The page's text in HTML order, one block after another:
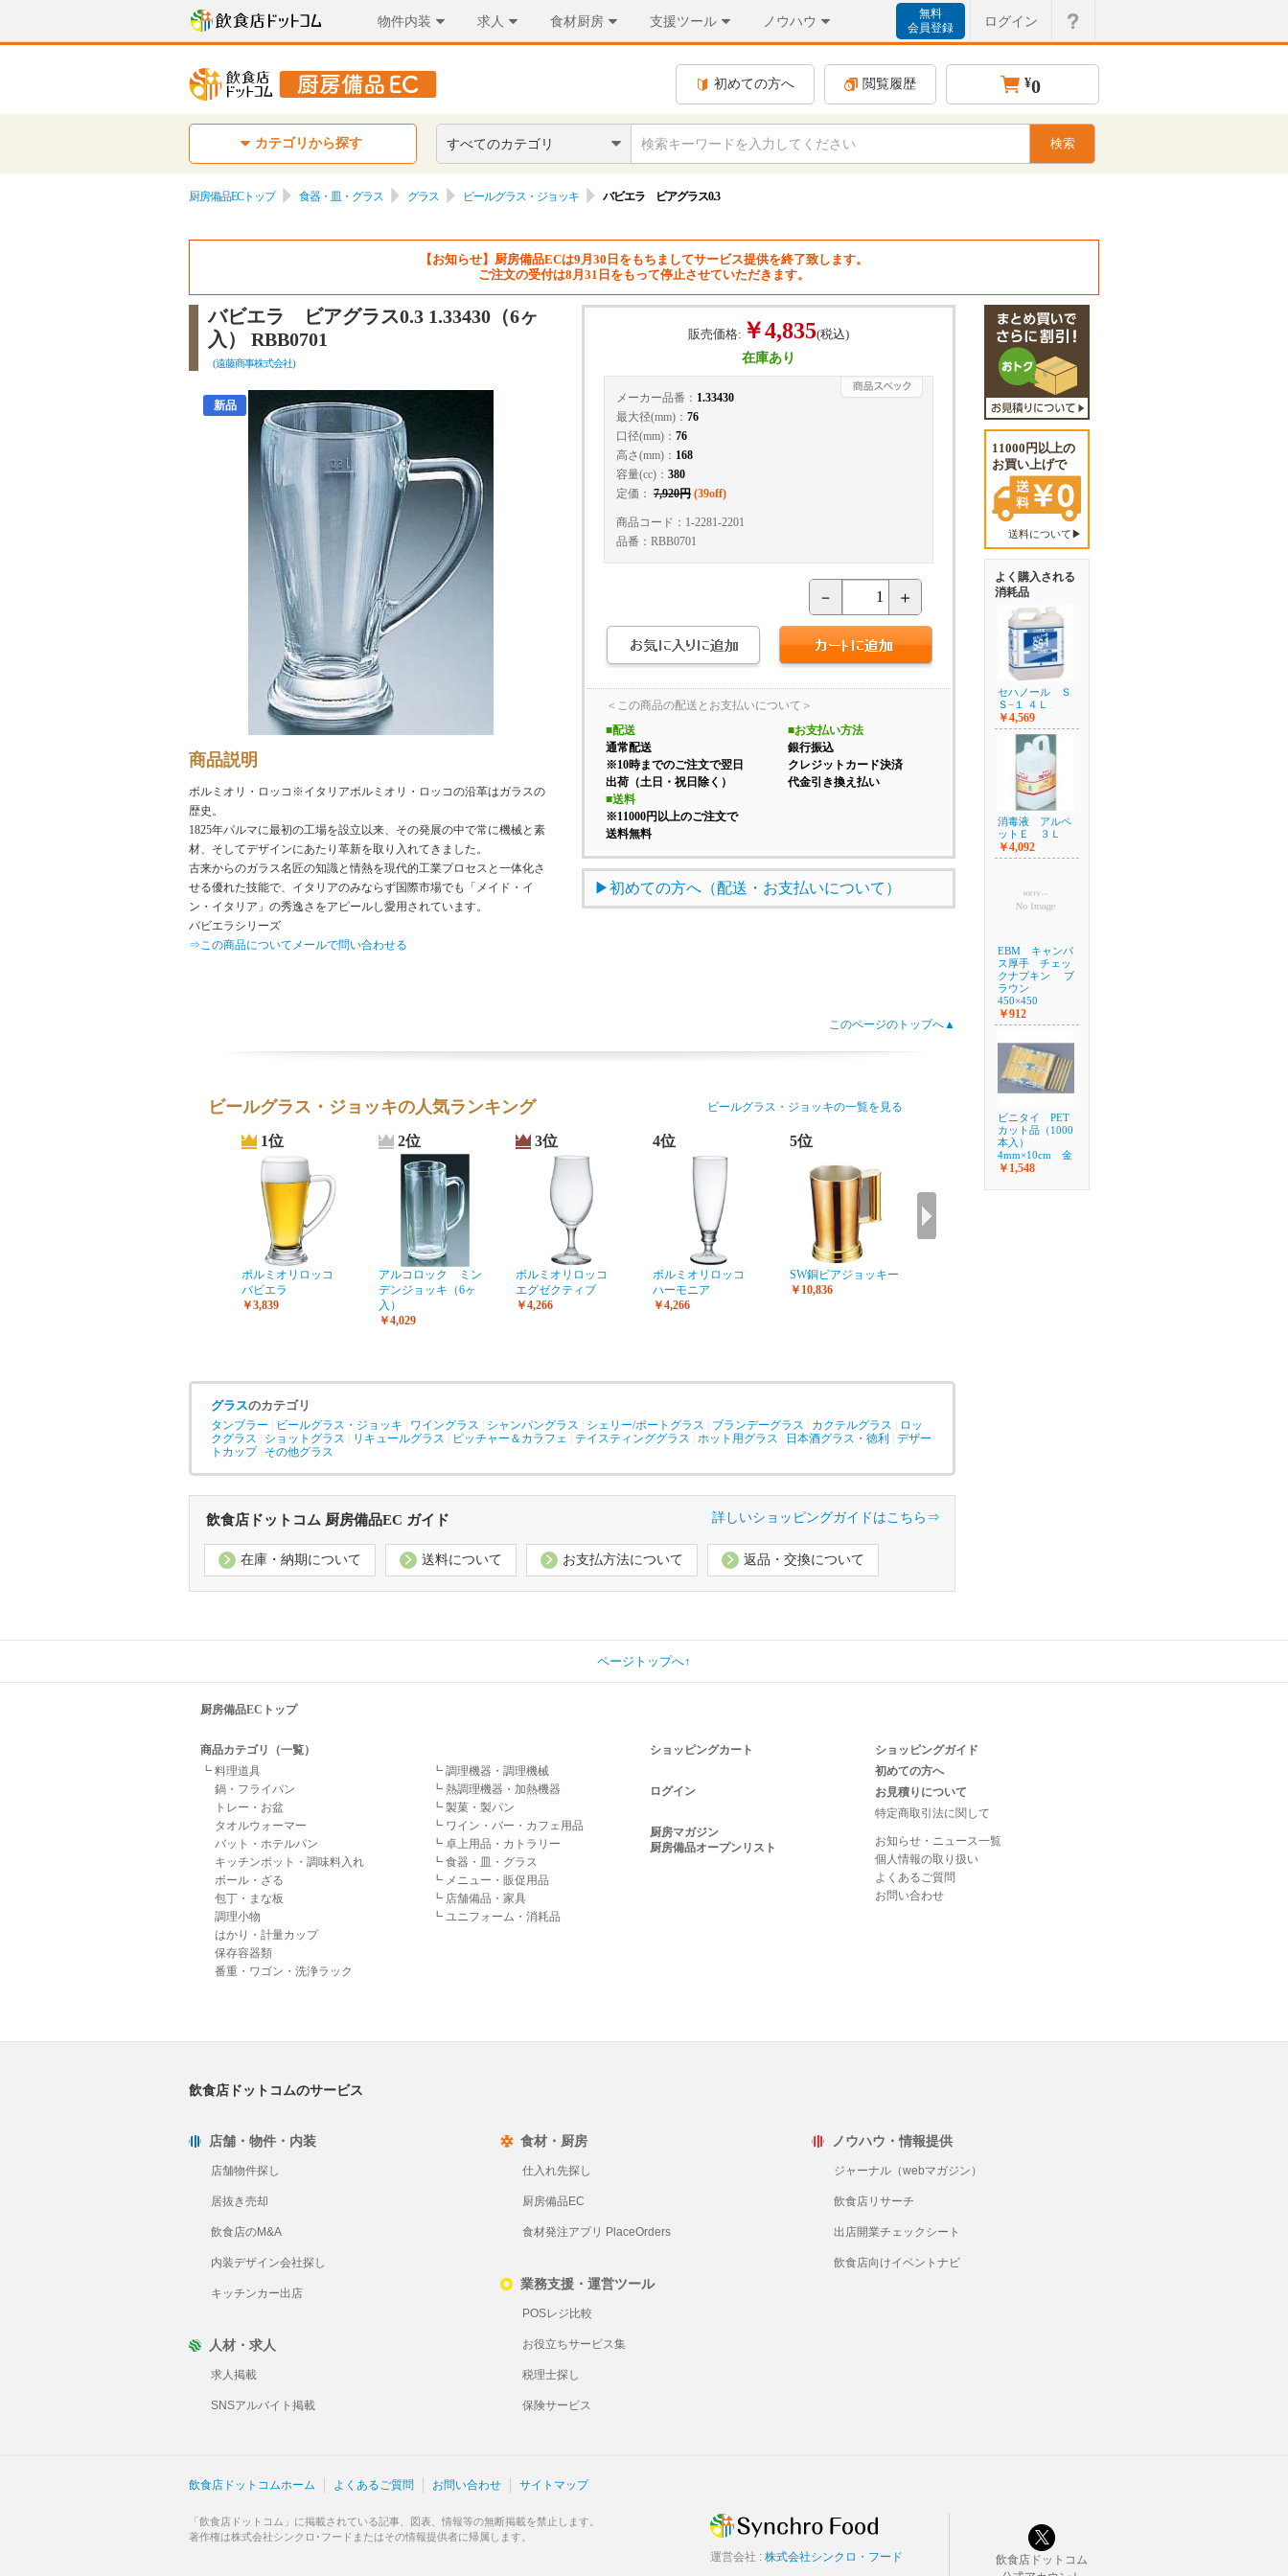
物件内装 求人 食材厨房 支援ツール ノウハウ
無料
会員登録
ログイン
初めての方へ 閲覧履歴 ¥0
カテゴリから探す すべてのカテゴリ
厨房備品ECトップ 食器・皿・グラス グラス ビールグラス・ジョッキ バビエラ ビアグラス0.3
【お知らせ】厨房備品ECは9月30日をもちましてサービス提供を終了致します。
ご注文の受付は8月31日をもって停止させていただきます。
バビエラ ビアグラス0.3 1.33430（6ヶ
入） RBB0701
(遠藤商事株式会社)
新品
商品説明
ボルミオリ・ロッコ※イタリアボルミオリ・ロッコの沿革はガラスの
歴史。
1825年パルマに最初の工場を設立以来、その発展の中で常に機械と素
材、そしてデザインにあたり革新を取り入れてきました。
古来からのガラス名匠の知識と情熱を現代的工業プロセスと一体化さ
せる優れた技能で、イタリアのみならず国際市場でも「メイド・イ
ン・イタリア」の秀逸さをアピールし愛用されています。
バビエラシリーズ
⇒この商品についてメールで問い合わせる
販売価格: ￥4,835(税込)
在庫あり
メーカー品番： 1.33430
最大径(mm)： 76
口径(mm)： 76
高さ(mm)： 168
容量(cc)： 380
定価： 7,920円 (39off)
商品コード：1-2281-2201
品番：RBB0701
－ ＋
＜この商品の配送とお支払いについて＞
■配送
通常配送
※10時までのご注文で翌日
出荷（土日・祝日除く）
■送料
※11000円以上のご注文で
送料無料
■お支払い方法
銀行振込
クレジットカード決済
代金引き換え払い
初めての方へ（配送・お支払いについて）
このページのトップへ▲
ビールグラス・ジョッキの人気ランキング ビールグラス・ジョッキの一覧を見る
1位
ボルミオリロッコ
バビエラ
￥3,839
2位
アルコロック ミン
デンジョッキ（6ヶ
入）
￥4,029
3位
ボルミオリロッコ
エグゼクティブ
￥4,266
4位
ボルミオリロッコ
ハーモニア
￥4,266
5位
SW銅ビアジョッキー
￥10,836
グラスのカテゴリ
タンブラー ビールグラス・ジョッキ ワイングラス シャンパングラス シェリー/ポートグラス ブランデーグラス カクテルグラス
ロッ
クグラス
ショットグラス リキュールグラス ピッチャー＆カラフェ テイスティンググラス ホット用グラス 日本酒グラス・徳利
デザー
トカップ| その他グラス
飲食店ドットコム 厨房備品EC ガイド 詳しいショッピングガイドはこちら⇒
在庫・納期について 送料について お支払方法について 返品・交換について
11000円以上の
お買い上げで
送料について▶
よく購入される
消耗品
セハノール Ｓ
Ｓ−１ ４Ｌ
￥4,569
消毒液 アルペ
ットＥ ３Ｌ
￥4,092
EBM キャンパ
ス厚手 チェッ
クナプキン ブ
ラウン
450×450
￥912
ビニタイ PET
カット品（1000
本入）
4mm×10cm 金
￥1,548
ページトップへ↑
厨房備品ECトップ
商品カテゴリ（一覧）
┗ 料理道具
鍋・フライパン
トレー・お盆
タオルウォーマー
バット・ホテルパン
キッチンポット・調味料入れ
ボール・ざる
包丁・まな板
調理小物
はかり・計量カップ
保存容器類
番重・ワゴン・洗浄ラック
┗ 調理機器・調理機械
┗ 熱調理機器・加熱機器
┗ 製菓・製パン
┗ ワイン・バー・カフェ用品
┗ 卓上用品・カトラリー
┗ 食器・皿・グラス
┗ メニュー・販促用品
┗ 店舗備品・家具
┗ ユニフォーム・消耗品
ショッピングカート
ログイン
厨房マガジン
厨房備品オープンリスト
ショッピングガイド
初めての方へ
お見積りについて
特定商取引法に関して
お知らせ・ニュース一覧
個人情報の取り扱い
よくあるご質問
お問い合わせ
飲食店ドットコムのサービス
店舗・物件・内装
店舗物件探し
居抜き売却
飲食店のM&A
内装デザイン会社探し
キッチンカー出店
人材・求人
求人掲載
SNSアルバイト掲載
食材・厨房
仕入れ先探し
厨房備品EC
食材発注アプリ PlaceOrders
業務支援・運営ツール
POSレジ比較
お役立ちサービス集
税理士探し
保険サービス
ノウハウ・情報提供
ジャーナル（webマガジン）
飲食店リサーチ
出店開業チェックシート
飲食店向けイベントナビ
飲食店ドットコムホーム よくあるご質問 お問い合わせ サイトマップ
「飲食店ドットコム」に掲載されている記事、図表、情報等の無断掲載を禁止します。
著作権は株式会社シンクロ･フードまたはその情報提供者に帰属します。
運営会社 : 株式会社シンクロ・フード
飲食店ドットコム